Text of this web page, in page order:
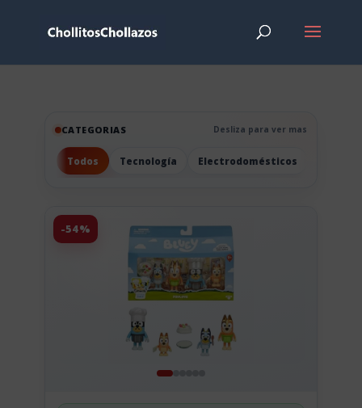
CATEGORIAS Desliza para ver mas
Todos Tecnología Electrodomésticos
-54%